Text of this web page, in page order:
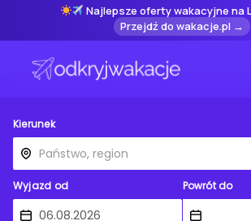
Najlepsze oferty wakacyjne na
Przejdź do wakacje.pl →
Kierunek
Wyjazd od Powrót do